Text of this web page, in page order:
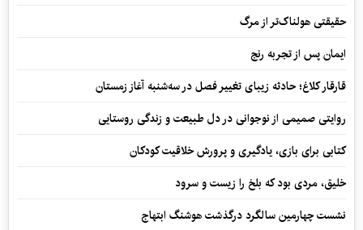
حقیقتی هولناک‌تر از مرگ
ایمان پس از تجربه رنج
قارقار کلاغ؛ حادثه زیبای تغییر فصل در سه‌شنبه آغاز زمستان
روایتی صمیمی از نوجوانی در دل طبیعت و زندگی روستایی
کتابی برای بازی، یادگیری و پرورش خلاقیت کودکان
خلیق، مردی بود که بلخ را زیست و سرود
نشست چهارمین سالگرد درگذشت هوشنگ ابتهاج